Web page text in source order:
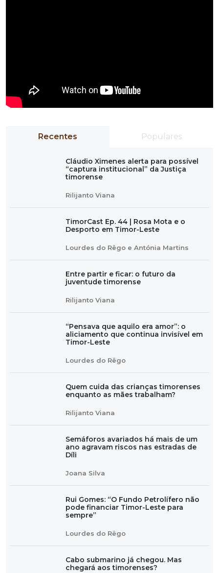
Recentes Populares
Cláudio Ximenes alerta para possível
“captura institucional” da Justiça
timorense
Rilijanto Viana
TimorCast Ep. 44 | Rosa Mota e o
Desporto em Timor-Leste
Lourdes do Rêgo e Antónia Martins
Entre partir e ficar: o futuro da
juventude timorense
Rilijanto Viana
“Pensava que aquilo era amor”: o
aliciamento que continua invisível em
Timor-Leste
Lourdes do Rêgo
Quem cuida das crianças timorenses
enquanto as mães trabalham?
Rilijanto Viana
Semáforos avariados há mais de um
ano agravam riscos nas estradas de
Díli
Joana Silva
Rui Gomes: “O Fundo Petrolífero não
pode financiar Timor-Leste para
sempre”
Lourdes do Rêgo
Cabo submarino já chegou. Mas
chegará aos timorenses?